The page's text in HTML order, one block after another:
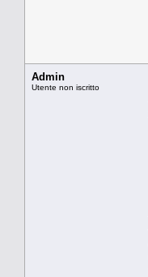
Admin
Utente non iscritto